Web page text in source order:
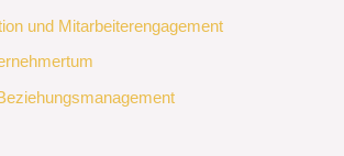
und Mitarbeiterengagement